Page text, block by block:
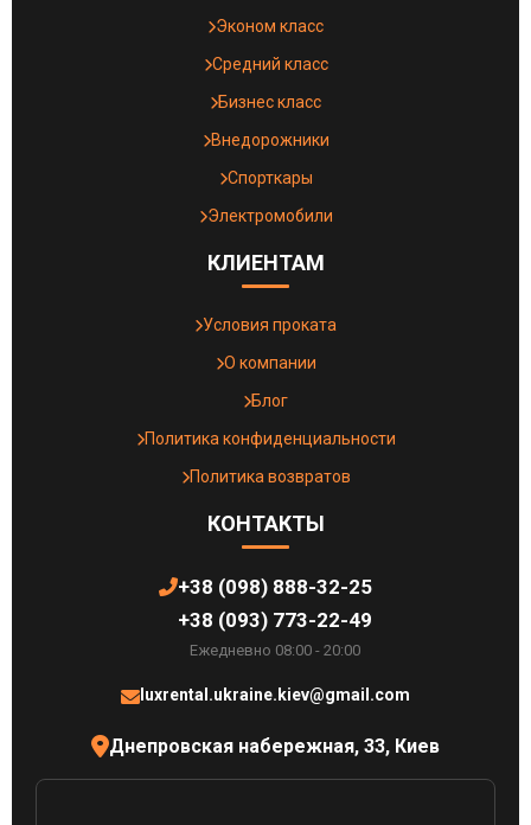
Эконом класс
Средний класс
Бизнес класс
Внедорожники
Спорткары
Электромобили
КЛИЕНТАМ
Условия проката
О компании
Блог
Политика конфиденциальности
Политика возвратов
КОНТАКТЫ
+38 (098) 888-32-25
+38 (093) 773-22-49
Ежедневно 08:00 - 20:00
luxrental.ukraine.kiev@gmail.com
Днепровская набережная, 33, Киев